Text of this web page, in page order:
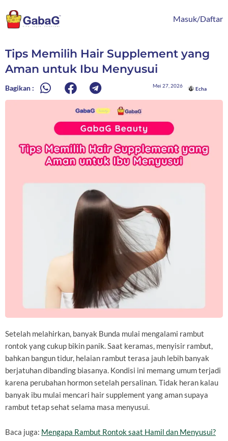
ke
konten
Masuk/Daftar
Tips Memilih Hair Supplement yang
Aman untuk Ibu Menyusui
Bagikan : Mei 27, 2026
Echa
Setelah melahirkan, banyak Bunda mulai mengalami rambut
rontok yang cukup bikin panik. Saat keramas, menyisir rambut,
bahkan bangun tidur, helaian rambut terasa jauh lebih banyak
berjatuhan dibanding biasanya. Kondisi ini memang umum terjadi
karena perubahan hormon setelah persalinan. Tidak heran kalau
banyak ibu mulai mencari hair supplement yang aman supaya
rambut tetap sehat selama masa menyusui.
Baca juga: Mengapa Rambut Rontok saat Hamil dan Menyusui?